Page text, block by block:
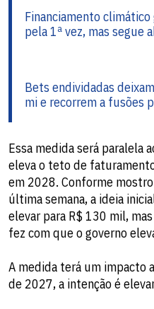
Financiamento
pela 1ª vez, mas segue
Bets endividadas
mi e recorrem a fusões
Essa medida será paralela
eleva o teto de
em 2028. Conforme
última semana, a ideia
elevar para R$ 130 mil,
fez com que o governo
A medida terá um impacto
de 2027, a intenção é